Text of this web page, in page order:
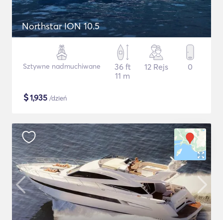
Northstar ION 10.5
Sztywne nadmuchiwane
36 ft
11 m
12 Rejs 0
$1,935 /dzień